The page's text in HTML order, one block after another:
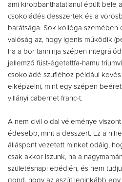
ami kirobbanthatatlanul épült bele
csokoládés desszertek és a
barátsága. Sok kolléga szemében
valóság az, hogy igenis működik
ha a bor tanninja szépen
jellemző füst-égetettfa-hamu
csokoládé szufléhoz például
elképzelni, mint egy szépen
villányi cabernet franc-t.
A nem civil oldal véleménye
édesebb, mint a desszert. Ez a
álláspont vezetett minket odáig,
csak akkor iszunk, ha a
születésnapi ebédjén, és nem
gond, hogy az aszút leginkább egy